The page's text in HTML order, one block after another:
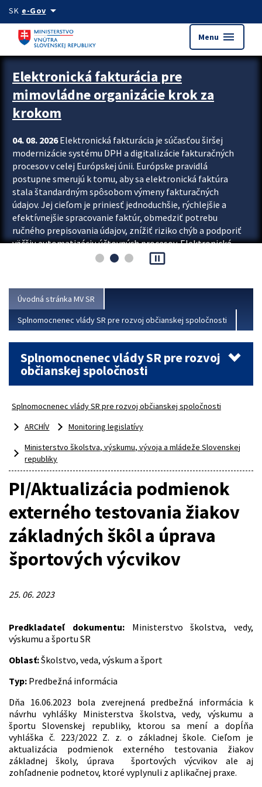
Preskocit na hlavný obsah
SK e-Govarrow_drop_down
Menu menu
Zastavit automatický posun upútavok
Elektronická fakturácia pre
mimovládne organizácie krok za
krokom
04. 08. 2026Elektronická fakturácia je súčasťou širšej
modernizácie systému DPH a digitalizácie fakturačných
procesov v celej Európskej únii. Európske pravidlá
postupne smerujú k tomu, aby sa elektronická faktúra
stala štandardným spôsobom výmeny fakturačných
údajov. Jej cieľom je priniesť jednoduchšie, rýchlejšie a
efektívnejšie spracovanie faktúr, obmedziť potrebu
ručného prepisovania údajov, znížiť riziko chýb a podporiť
väčšiu automatizáciu účtovných procesov. Elektronická
fakturácia preto nepredstavuje...
pause_presentation
Úvodná stránka MV SR
Splnomocnenec vlády SR pre rozvoj občianskej spoločnosti
Splnomocnenec vlády SR pre rozvoj
občianskej spoločnosti
Splnomocnenec vlády SR pre rozvoj občianskej spoločnosti
ARCHÍV
Monitoring legislatívy
Ministerstvo školstva, výskumu, vývoja a mládeže Slovenskej
republiky
PI/Aktualizácia podmienok
externého testovania žiakov
základných škôl a úprava
športových výcvikov
25. 06. 2023
Predkladateľ dokumentu:Ministerstvo školstva, vedy,
výskumu a športu SR
Oblasť:Školstvo, veda, výskum a šport
Typ: Predbežná informácia
Dňa 16.06.2023 bola zverejnená predbežná informácia k
návrhu vyhlášky Ministerstva školstva, vedy, výskumu a
športu Slovenskej republiky, ktorou sa mení a dopĺňa
vyhláška č. 223/2022 Z. z. o základnej škole. Cieľom je
aktualizácia podmienok externého testovania žiakov
základnej školy, úprava športových výcvikov ale aj
zohľadnenie podnetov, ktoré vyplynuli z aplikačnej praxe.